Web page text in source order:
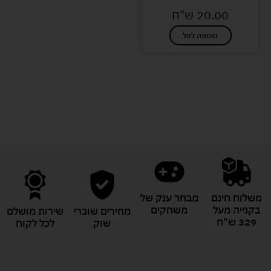
20.00 ש"ח
הוספה לסל
משלוח חינם
בקנייה מעל
329 ש"ח
מבחר ענק של
משחקים
מחירים שוברי
שוק
שירות מושלם
לכל לקוח